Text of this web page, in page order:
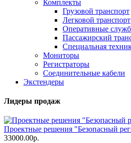
Комплекты
Грузовой транспорт
Легковой транспорт
Оперативные
Пассажирский
Специальная
Мониторы
Регистраторы
Соединительные кабели
Экстендеры
Лидеры продаж
Проектные решения "Безопасный
33000.00р.